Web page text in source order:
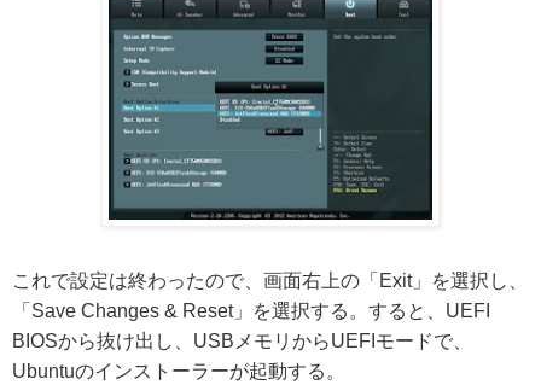
これで設定は終わったので、画面右上の「Exit」を選択し、
「Save Changes & Reset」を選択する。すると、UEFI
BIOSから抜け出し、USBメモリからUEFIモードで、
Ubuntuのインストーラーが起動する。